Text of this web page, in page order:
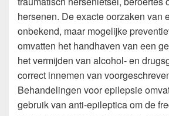
hersenen. De exacte oorzaken van
onbekend, maar mogelijke
omvatten het handhaven van een
het vermijden van alcohol- en
correct innemen van
Behandelingen voor epilepsie
gebruik van anti-epileptica om de